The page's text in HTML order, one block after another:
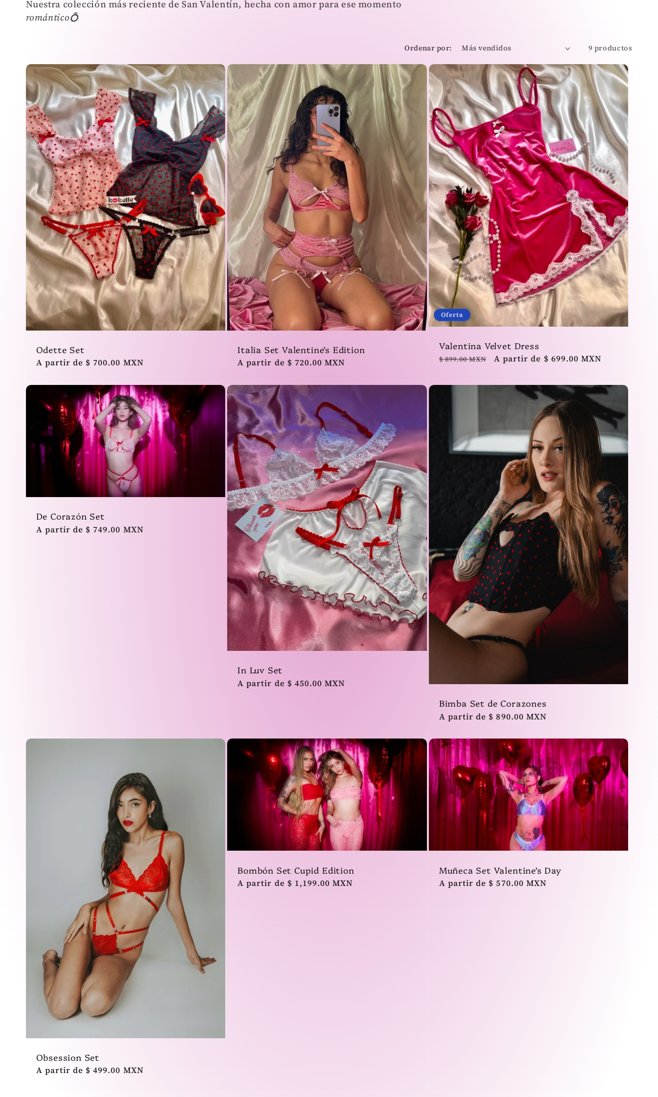
l
e
c
c
i
ó
n
:
Nuestra colección más reciente de San Valentín, hecha con amor para ese momento
romántico💍
Ordenar por: 9 productos
Odette Set
Precio
A partir de $ 700.00 MXN
Italia Set Valentine’s Edition
Precio
A partir de $ 720.00 MXN
Oferta
Valentina Velvet Dress
Precio
$ 899.00 MXN
Precio
oferta
A partir de $ 699.00 MXN
De Corazón Set
Precio
A partir de $ 749.00 MXN
In Luv Set
Precio
A partir de $ 450.00 MXN
Bimba Set de Corazones
Precio
A partir de $ 890.00 MXN
Obsession Set
Precio
A partir de $ 499.00 MXN
Bombón Set Cupid Edition
Precio
A partir de $ 1,199.00 MXN
Muñeca Set Valentine’s Day
Precio
A partir de $ 570.00 MXN